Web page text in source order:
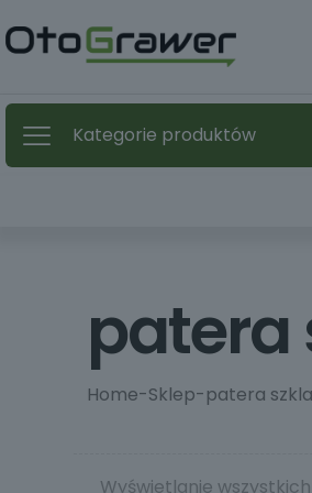
Kategorie produktów
patera
Home-Sklep-patera
Wyświetlanie